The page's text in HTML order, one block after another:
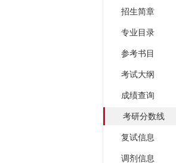
招生简章
专业目录
参考书目
考试大纲
成绩查询
考研分数线
复试信息
调剂信息